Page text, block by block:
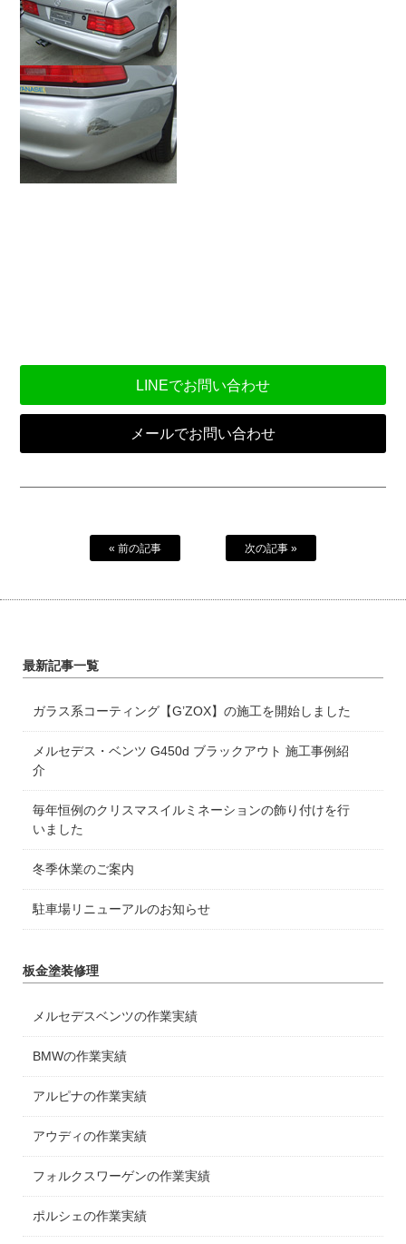
LINEでお問い合わせ
メールでお問い合わせ
« 前の記事 次の記事 »
最新記事一覧
ガラス系コーティング【G’ZOX】の施工を開始しました
メルセデス・ベンツ G450d ブラックアウト 施工事例紹
介
毎年恒例のクリスマスイルミネーションの飾り付けを行
いました
冬季休業のご案内
駐車場リニューアルのお知らせ
板金塗装修理
メルセデスベンツの作業実績
BMWの作業実績
アルピナの作業実績
アウディの作業実績
フォルクスワーゲンの作業実績
ポルシェの作業実績